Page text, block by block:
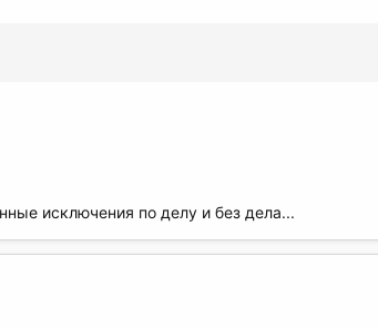
исключения по делу и без дела...